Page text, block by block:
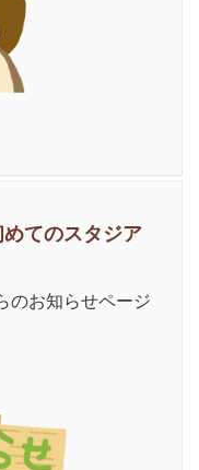
てのスタジア
のお知らせページ